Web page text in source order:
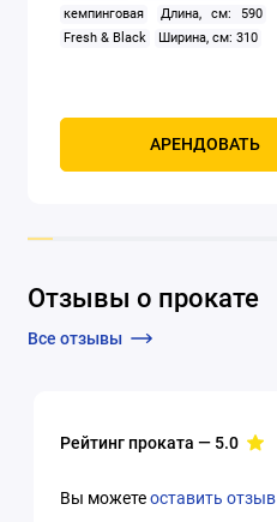
кемпинговая
Длина, см: 590
Fresh & Black
Ширина, см: 310
АРЕНДОВАТЬ
Отзывы о прокате
Все отзывы
Рейтинг проката — 5.0
Вы можетеоставить отзыв